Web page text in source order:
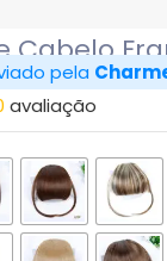
Cabelo
pela
avaliação